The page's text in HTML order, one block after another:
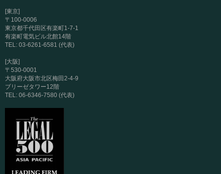
[東京]
〒100-0006
東京都千代田区有楽町1-7-1
有楽町電気ビル北館14階
TEL: 03-6261-6581 (代表)
[大阪]
〒530-0001
大阪府大阪市北区梅田2-4-9
ブリーゼタワー12階
TEL: 06-6346-7580 (代表)